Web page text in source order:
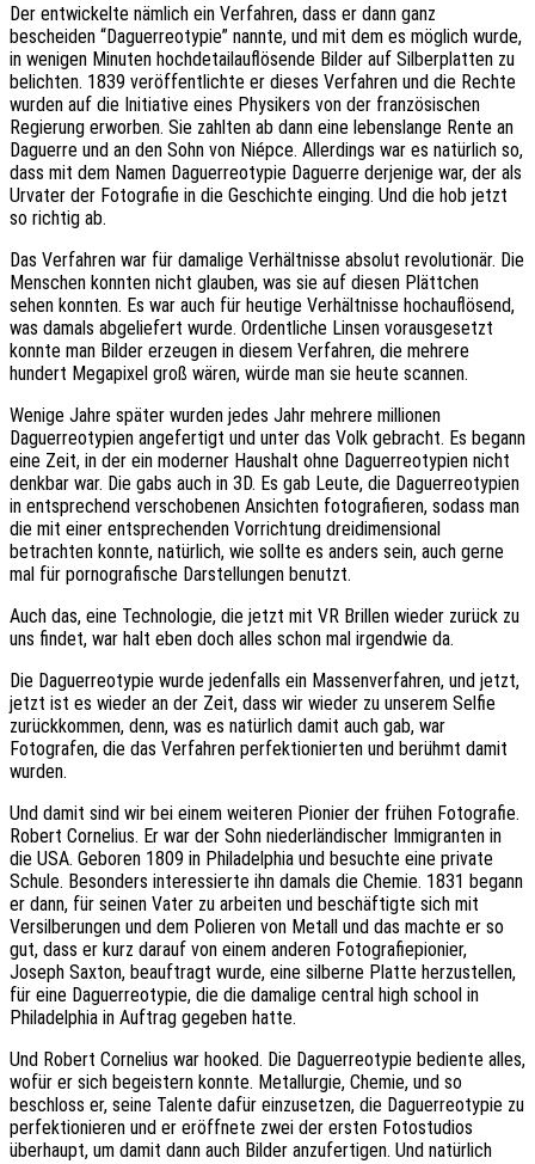
Der entwickelte nämlich ein Verfahren, dass er dann ganz
bescheiden “Daguerreotypie” nannte, und mit dem es möglich wurde,
in wenigen Minuten hochdetailauflösende Bilder auf Silberplatten zu
belichten. 1839 veröffentlichte er dieses Verfahren und die Rechte
wurden auf die Initiative eines Physikers von der französischen
Regierung erworben. Sie zahlten ab dann eine lebenslange Rente an
Daguerre und an den Sohn von Niépce. Allerdings war es natürlich so,
dass mit dem Namen Daguerreotypie Daguerre derjenige war, der als
Urvater der Fotografie in die Geschichte einging. Und die hob jetzt
so richtig ab.
Das Verfahren war für damalige Verhältnisse absolut revolutionär. Die
Menschen konnten nicht glauben, was sie auf diesen Plättchen
sehen konnten. Es war auch für heutige Verhältnisse hochauflösend,
was damals abgeliefert wurde. Ordentliche Linsen vorausgesetzt
konnte man Bilder erzeugen in diesem Verfahren, die mehrere
hundert Megapixel groß wären, würde man sie heute scannen.
Wenige Jahre später wurden jedes Jahr mehrere millionen
Daguerreotypien angefertigt und unter das Volk gebracht. Es begann
eine Zeit, in der ein moderner Haushalt ohne Daguerreotypien nicht
denkbar war. Die gabs auch in 3D. Es gab Leute, die Daguerreotypien
in entsprechend verschobenen Ansichten fotografieren, sodass man
die mit einer entsprechenden Vorrichtung dreidimensional
betrachten konnte, natürlich, wie sollte es anders sein, auch gerne
mal für pornografische Darstellungen benutzt.
Auch das, eine Technologie, die jetzt mit VR Brillen wieder zurück zu
uns findet, war halt eben doch alles schon mal irgendwie da.
Die Daguerreotypie wurde jedenfalls ein Massenverfahren, und jetzt,
jetzt ist es wieder an der Zeit, dass wir wieder zu unserem Selfie
zurückkommen, denn, was es natürlich damit auch gab, war
Fotografen, die das Verfahren perfektionierten und berühmt damit
wurden.
Und damit sind wir bei einem weiteren Pionier der frühen Fotografie.
Robert Cornelius. Er war der Sohn niederländischer Immigranten in
die USA. Geboren 1809 in Philadelphia und besuchte eine private
Schule. Besonders interessierte ihn damals die Chemie. 1831 begann
er dann, für seinen Vater zu arbeiten und beschäftigte sich mit
Versilberungen und dem Polieren von Metall und das machte er so
gut, dass er kurz darauf von einem anderen Fotografiepionier,
Joseph Saxton, beauftragt wurde, eine silberne Platte herzustellen,
für eine Daguerreotypie, die die damalige central high school in
Philadelphia in Auftrag gegeben hatte.
Und Robert Cornelius war hooked. Die Daguerreotypie bediente alles,
wofür er sich begeistern konnte. Metallurgie, Chemie, und so
beschloss er, seine Talente dafür einzusetzen, die Daguerreotypie zu
perfektionieren und er eröffnete zwei der ersten Fotostudios
überhaupt, um damit dann auch Bilder anzufertigen. Und natürlich